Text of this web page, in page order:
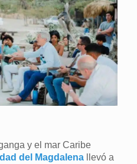
y el mar Caribe
del Magdalena llevó a